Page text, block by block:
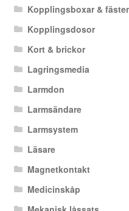
Kopplingsboxar &
Kopplingsdosor
Kort & brickor
Lagringsmedia
Larmdon
Larmsändare
Larmsystem
Läsare
Magnetkontakt
Medicinskåp